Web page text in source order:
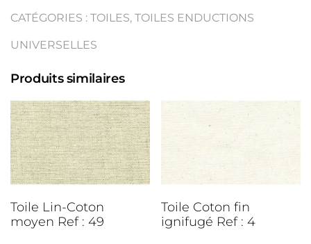
Toile
Lin
:
416
CATÉGORIES : TOILES, TOILES ENDUCTIONS
UNIVERSELLES
Produits similaires
Toile Lin-Coton
moyen Ref : 49
3cm
Toile Coton fin
ignifugé Ref : 4